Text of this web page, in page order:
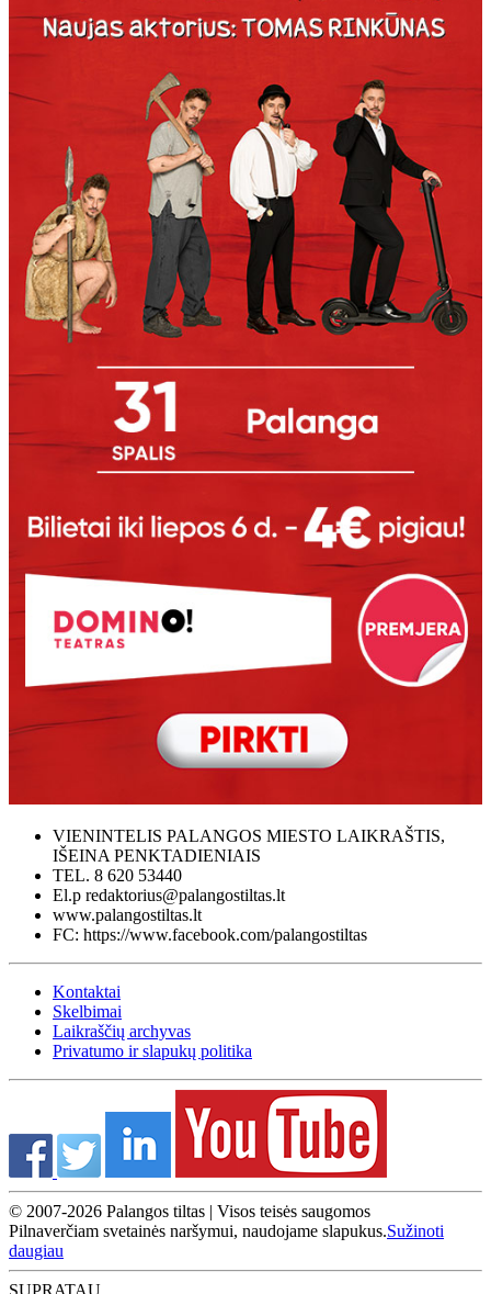
VIENINTELIS PALANGOS MIESTO LAIKRAŠTIS,
IŠEINA PENKTADIENIAIS
TEL. 8 620 53440
El.p redaktorius@palangostiltas.lt
www.palangostiltas.lt
FC: https://www.facebook.com/palangostiltas
Kontaktai
Skelbimai
Laikraščių archyvas
Privatumo ir slapukų politika
© 2007-2026 Palangos tiltas | Visos teisės saugomos
Pilnaverčiam svetainės naršymui, naudojame slapukus.Sužinoti
daugiau
SUPRATAU